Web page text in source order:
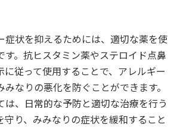
症状を抑えるためには、適切な薬を使
す。抗ヒスタミン薬やステロイド点鼻
に従って使用することで、アレルギー
なりの悪化を防ぐことができます。
は、日常的な予防と適切な治療を行う
守り、みみなりの症状を緩和すること